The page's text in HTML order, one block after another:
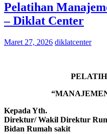
Pelatihan
– Diklat Center
Maret 27, 2026 diklatcenter
Kepada Yth.
Direktur/ Wakil Direktur
Bidan Rumah sakit